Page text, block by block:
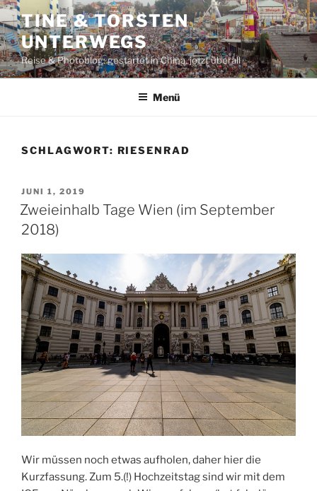
Zum
Inhalt
springen
TINE & TORSTEN
UNTERWEGS
Reise & Photoblog: gestartet in China, jetzt überall
Menü
SCHLAGWORT: RIESENRAD
VERÖFFENTLICHT
AM
JUNI 1, 2019
Zweieinhalb Tage Wien (im September
2018)
Wir müssen noch etwas aufholen, daher hier die
Kurzfassung. Zum 5.(!) Hochzeitstag sind wir mit dem